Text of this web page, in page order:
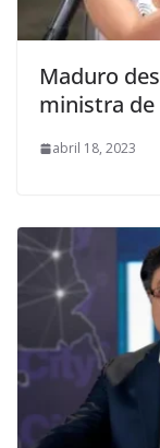
Maduro
ministra de
abril 18, 2023